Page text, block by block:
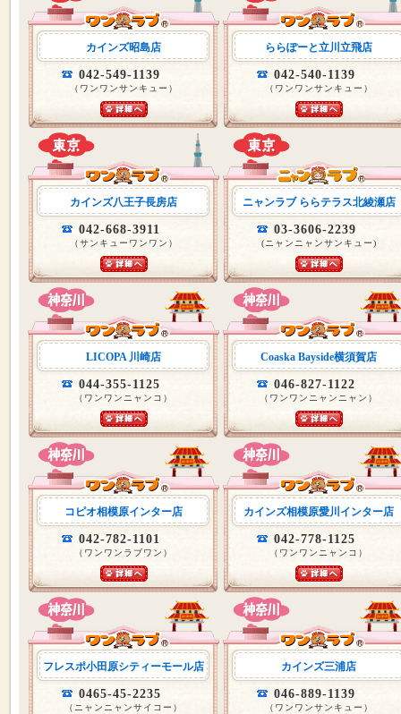
カインズ昭島店
042-549-1139
（ワンワンサンキュー）
ららぽーと立川立飛店
042-540-1139
（ワンワンサンキュー）
カインズ八王子長房店
042-668-3911
（サンキューワンワン）
ニャンラブ ららテラス北綾瀬店
03-3606-2239
(ニャンニャンサンキュー)
LICOPA 川崎店
044-355-1125
（ワンワンニャンコ）
Coaska Bayside横須賀店
046-827-1122
（ワンワンニャンニャン）
コピオ相模原インター店
042-782-1101
（ワンワンラブワン）
カインズ相模原愛川インター店
042-778-1125
（ワンワンニャンコ）
フレスポ小田原シティーモール店
0465-45-2235
（ニャンニャンサイコー）
カインズ三浦店
046-889-1139
（ワンワンサンキュー）